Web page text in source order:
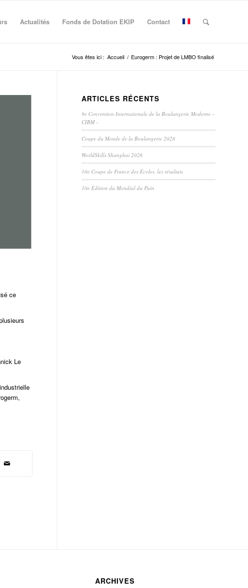
Actualités Fonds de Dotation EKIP Contact
Vous êtes ici : Accueil / Eurogerm : Projet de LMBO finalisé
ce
Le
ARTICLES RÉCENTS
9e Convention Internationale de la Boulangerie Moderne –
CIBM –
Coupe du Monde de la Boulangerie 2028
WorldSkills Shanghai 2026
10e Coupe de France des Écoles, les résultats
10e Édition du Mondial du Pain
ARCHIVES